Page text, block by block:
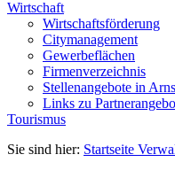
Wirtschaft
Wirtschaftsförderung
Citymanagement
Gewerbeflächen
Firmenverzeichnis
Stellenangebote in
Links zu
Tourismus
Sie sind hier: Startseite